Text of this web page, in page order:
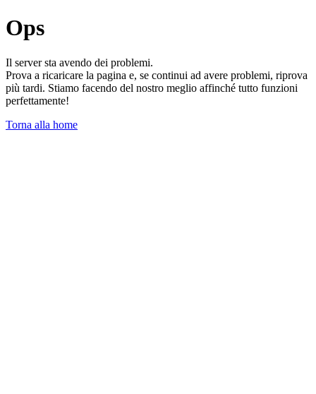
Ops
Il server sta avendo dei problemi.
Prova a ricaricare la pagina e, se continui ad avere problemi, riprova
più tardi. Stiamo facendo del nostro meglio affinché tutto funzioni
perfettamente!
Torna alla home